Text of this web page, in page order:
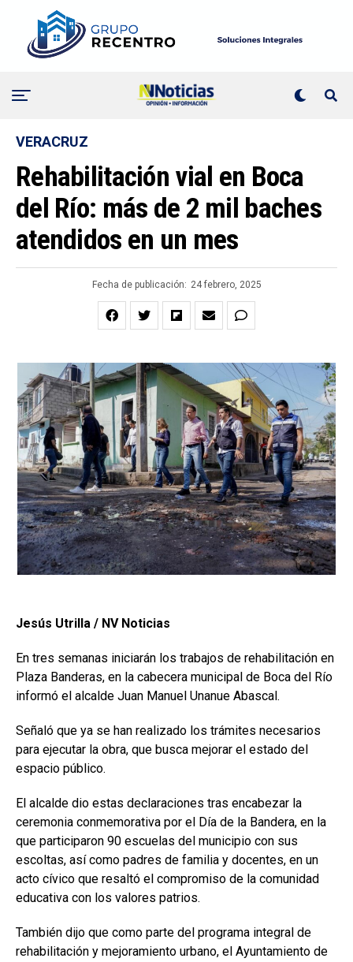
VERACRUZ
Rehabilitación vial en Boca
del Río: más de 2 mil baches
atendidos en un mes
Fecha de publicación: 24 febrero, 2025
Jesús Utrilla / NV Noticias
En tres semanas iniciarán los trabajos de rehabilitación en
Plaza Banderas, en la cabecera municipal de Boca del Río
informó el alcalde Juan Manuel Unanue Abascal.
Señaló que ya se han realizado los trámites necesarios
para ejecutar la obra, que busca mejorar el estado del
espacio público.
El alcalde dio estas declaraciones tras encabezar la
ceremonia conmemorativa por el Día de la Bandera, en la
que participaron 90 escuelas del municipio con sus
escoltas, así como padres de familia y docentes, en un
acto cívico que resaltó el compromiso de la comunidad
educativa con los valores patrios.
También dijo que como parte del programa integral de
rehabilitación y mejoramiento urbano, el Ayuntamiento de